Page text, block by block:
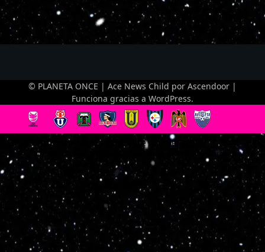
© PLANETA ONCE | Ace News Child por Ascendoor |
Funciona gracias a WordPress.
Optimized by Seraphinite Accelerator
Turns on site high speed to be attractive for people and search engines.